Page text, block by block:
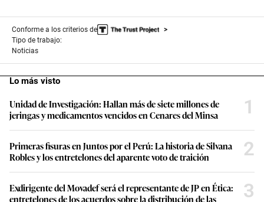
i
n
u
e
s
,
9
e
c
o
n
d
s
Conforme a los criterios de
Tipo de trabajo:
Noticias
Lo más visto
Unidad de Investigación: Hallan más de siete millones de
jeringas y medicamentos vencidos en Cenares del Minsa
1
Primeras fisuras en Juntos por el Perú: La historia de Silvana
Robles y los entretelones del aparente voto de traición
2
Exdirigente del Movadef será el representante de JP en Ética:
entretelones de los acuerdos sobre la distribución de las
3